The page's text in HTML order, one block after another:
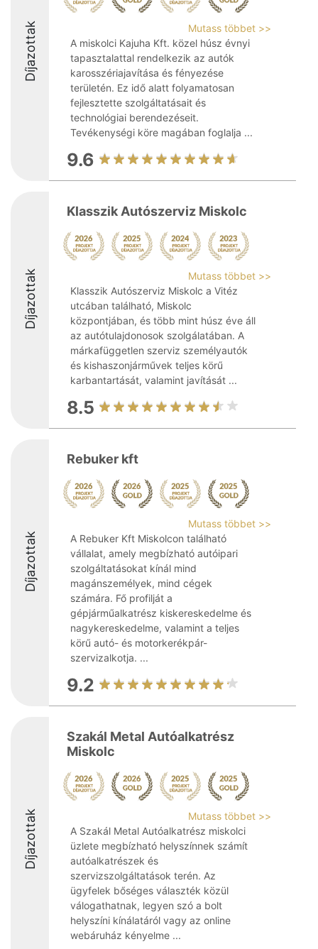
Díjazottak
Mutass többet >>
A miskolci Kajuha Kft. közel húsz évnyi
tapasztalattal rendelkezik az autók
karosszériajavítása és fényezése
területén. Ez idő alatt folyamatosan
fejlesztette szolgáltatásait és
technológiai berendezéseit.
Tevékenységi köre magában foglalja ...
9.6
Díjazottak
Klasszik Autószerviz Miskolc
Mutass többet >>
Klasszik Autószerviz Miskolc a Vitéz
utcában található, Miskolc
központjában, és több mint húsz éve áll
az autótulajdonosok szolgálatában. A
márkafüggetlen szerviz személyautók
és kishaszonjárművek teljes körű
karbantartását, valamint javítását ...
8.5
Díjazottak
Rebuker kft
Mutass többet >>
A Rebuker Kft Miskolcon található
vállalat, amely megbízható autóipari
szolgáltatásokat kínál mind
magánszemélyek, mind cégek
számára. Fő profilját a
gépjárműalkatrész kiskereskedelme és
nagykereskedelme, valamint a teljes
körű autó- és motorkerékpár-
szervizalkotja. ...
9.2
Díjazottak
Szakál Metal Autóalkatrész
Miskolc
Mutass többet >>
A Szakál Metal Autóalkatrész miskolci
üzlete megbízható helyszínnek számít
autóalkatrészek és
szervizszolgáltatások terén. Az
ügyfelek bőséges választék közül
válogathatnak, legyen szó a bolt
helyszíni kínálatáról vagy az online
webáruház kényelme ...